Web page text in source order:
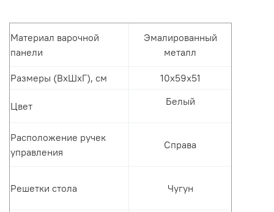
Материал варочной
панели
Эмалированный
металл
Размеры (ВхШхГ), см 10х59х51
Цвет Белый
Расположение ручек
управления
Справа
Решетки стола Чугун